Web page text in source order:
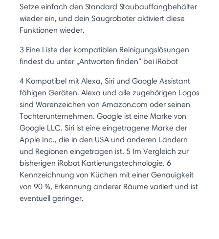
Setze einfach den Standard Staubauffangbehälter
wieder ein, und dein Saugroboter aktiviert diese
Funktionen wieder.
3 Eine Liste der kompatiblen Reinigungslösungen
findest du unter „Antworten finden“ bei iRobot
4 Kompatibel mit Alexa, Siri und Google Assistant
fähigen Geräten. Alexa und alle zugehörigen Logos
sind Warenzeichen von Amazon.com oder seinen
Tochterunternehmen. Google ist eine Marke von
Google LLC. Siri ist eine eingetragene Marke der
Apple Inc., die in den USA und anderen Ländern
und Regionen eingetragen ist. 5 Im Vergleich zur
bisherigen iRobot Kartierungstechnologie. 6
Kennzeichnung von Küchen mit einer Genauigkeit
von 90 %, Erkennung anderer Räume variiert und ist
eventuell geringer.